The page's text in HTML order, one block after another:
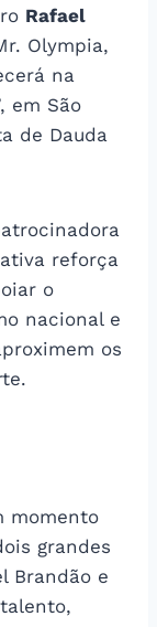
Rafael
Olympia,
na
em São
de Dauda
reforça
o
nacional e
os
momento
grandes
Brandão e